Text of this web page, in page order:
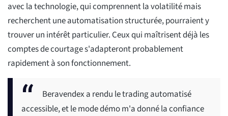
avec la technologie, qui comprennent la volatilité mais
recherchent une automatisation structurée, pourraient y
trouver un intérêt particulier. Ceux qui maîtrisent déjà les
comptes de courtage s'adapteront probablement
rapidement à son fonctionnement.
Beravendex a rendu le trading automatisé
accessible, et le mode démo m'a donné la confiance